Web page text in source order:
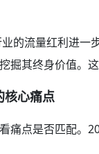
的流量红利进一
掘其终身价值。
核心痛点
痛点是否匹配。